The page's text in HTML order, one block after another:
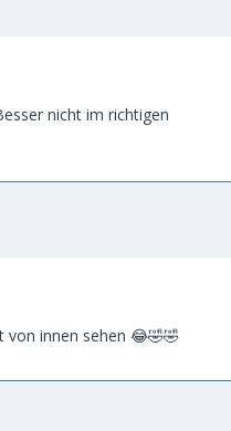
nicht im richtigen
innen sehen 😂🤣🤣